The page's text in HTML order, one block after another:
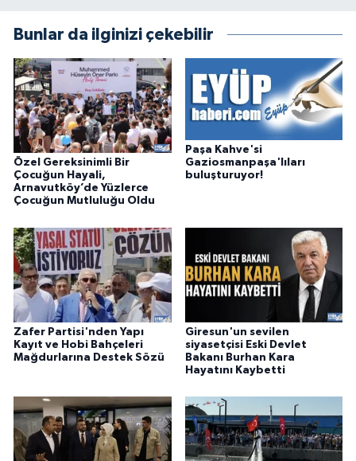
Bunlar da ilginizi çekebilir
Özel Gereksinimli Bir
Çocuğun Hayali,
Arnavutköy’de Yüzlerce
Çocuğun Mutluluğu Oldu
Paşa Kahve'si
Gaziosmanpaşa'lıları
buluşturuyor!
Zafer Partisi'nden Yapı
Kayıt ve Hobi Bahçeleri
Mağdurlarına Destek Sözü
Giresun'un sevilen
siyasetçisi Eski Devlet
Bakanı Burhan Kara
Hayatını Kaybetti